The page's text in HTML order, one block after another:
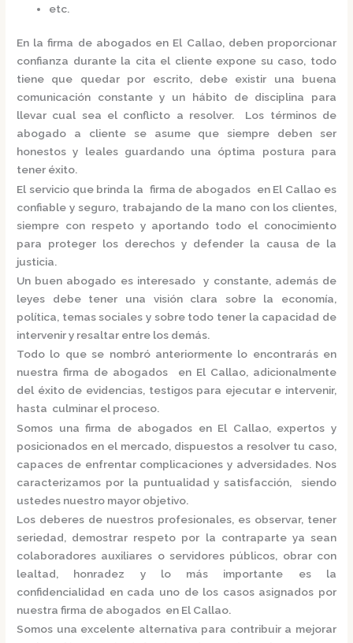
etc.
En lafirma de abogados en El Callao, deben proporcionar
confianza durante la cita el cliente expone su caso, todo
tiene que quedar por escrito, debe existir una buena
comunicación constante y un hábito de disciplina para
llevar cual sea el conflicto a resolver. Los términos de
abogado a cliente se asume que siempre deben ser
honestos y leales guardando una óptima postura para
tener éxito.
El servicio que brinda la firma de abogados en El Callao es
confiable y seguro, trabajando de la mano con los clientes,
siempre con respeto y aportando todo el conocimiento
para proteger los derechos y defender la causa de la
justicia.
Un buen abogado es interesado y constante, además de
leyes debe tener una visión clara sobre la economía,
política, temas sociales y sobre todo tener la capacidad de
intervenir y resaltar entre los demás.
Todo lo que se nombró anteriormente lo encontrarás en
nuestrafirma de abogados en El Callao, adicionalmente
del éxito de evidencias, testigos para ejecutar e intervenir,
hasta culminar el proceso.
Somos unafirma de abogados en El Callao, expertos y
posicionados en el mercado, dispuestos a resolver tu caso,
capaces de enfrentar complicaciones y adversidades. Nos
caracterizamos por la puntualidad y satisfacción, siendo
ustedes nuestro mayor objetivo.
Los deberes de nuestros profesionales, es observar, tener
seriedad, demostrar respeto por la contraparte ya sean
colaboradores auxiliares o servidores públicos, obrar con
lealtad, honradez y lo más importante es la
confidencialidad en cada uno de los casos asignados por
nuestrafirma de abogados en El Callao.
Somos una excelente alternativa para contribuir a mejorar